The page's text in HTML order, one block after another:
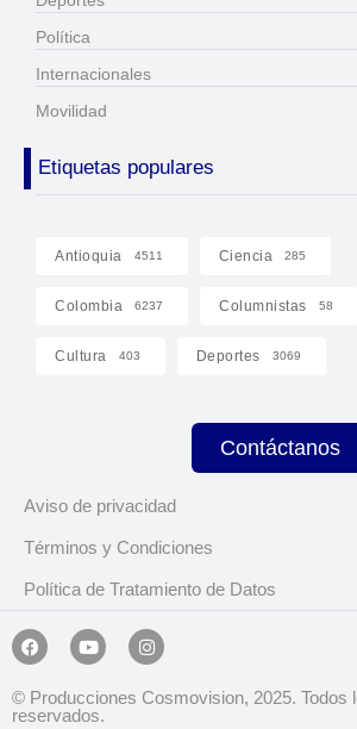
Política
Internacionales
Movilidad
Etiquetas populares
Antioquia 4511 Ciencia 285
Colombia 6237 Columnistas 58
Cultura 403 Deportes 3069
Contáctanos
Aviso de privacidad
Términos y Condiciones
Política de Tratamiento de Datos
© Producciones Cosmovision, 2025. Todos
reservados.